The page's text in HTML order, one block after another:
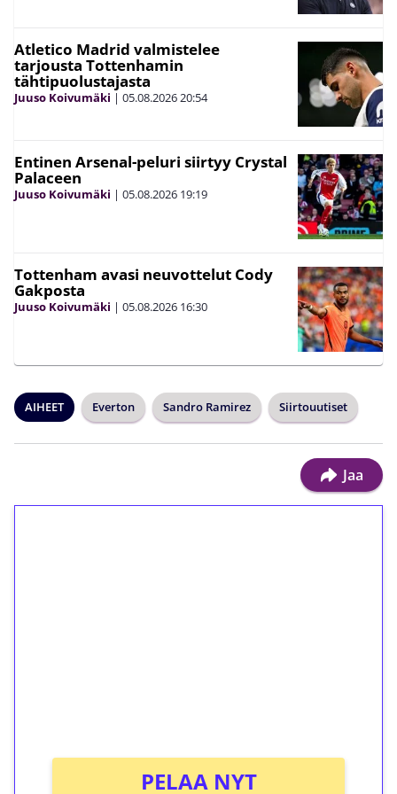
Atletico Madrid valmistelee
tarjousta Tottenhamin
tähtipuolustajasta
Juuso Koivumäki | 05.08.202620:54
Entinen Arsenal-peluri siirtyy Crystal
Palaceen
Juuso Koivumäki | 05.08.2026 19:19
Tottenham avasi neuvottelut Cody
Gakposta
Juuso Koivumäki | 05.08.2026 16:30
AIHEET Everton Sandro Ramirez Siirtouutiset
Jaa
PELAA NYT